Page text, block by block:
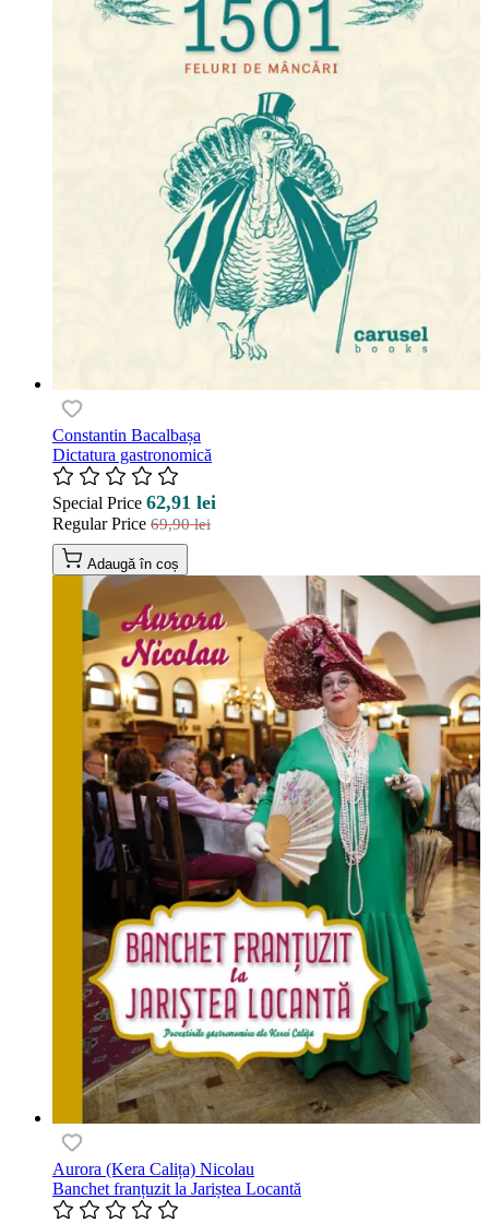
Constantin Bacalbașa
Dictatura gastronomică
Special Price 62,91 lei
Regular Price 69,90 lei
Adaugă în coș
Aurora (Kera Calița) Nicolau
Banchet franțuzit la Jariștea Locantă